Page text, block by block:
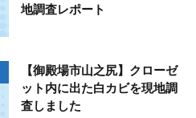
地調査レポート
【御殿場市山之尻】クローゼ
ット内に出た白カビを現地調
査しました